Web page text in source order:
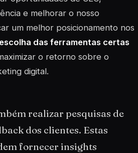
e melhorar o nosso
um melhor posicionamento nos
das ferramentas certas
o retorno sobre o
digital.
realizar pesquisas de
dos clientes. Estas
fornecer insights